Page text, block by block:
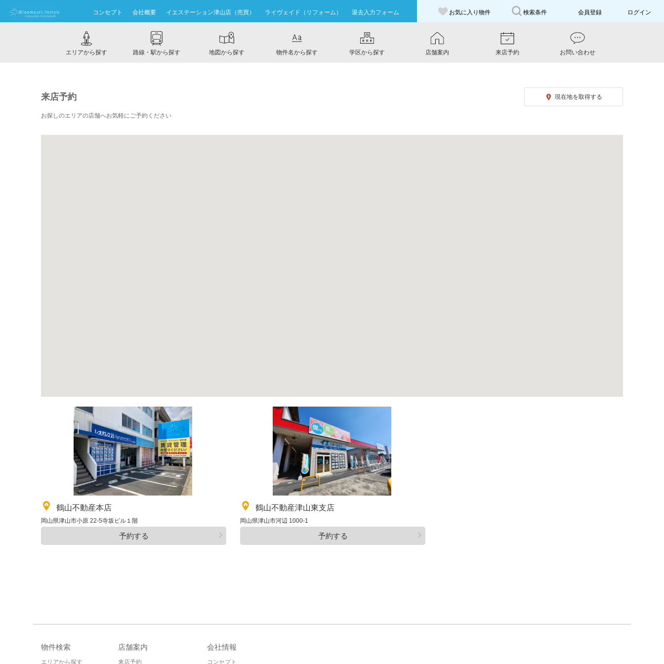
コンセプト 会社概要 イエステーション津山店（売買） ライヴェイド（リフォーム） 退去入力フォーム お気に入り 物件 検索条件 会員登録 ログイン
エリアから探す 路線・駅から探す 地図から探す 物件名から探す 学区から探す 店舗案内 来店予約 お問い合わせ
来店予約 現在地を取得する
お探しのエリアの店舗へお気軽にご予約ください
鶴山不動産本店
岡山県津山市小原 22-5寺坂ビル１階
予約する
鶴山不動産津山東支店
岡山県津山市河辺 1000‐1
予約する
物件検索
エリアから探す
店舗案内
来店予約
会社情報
コンセプト